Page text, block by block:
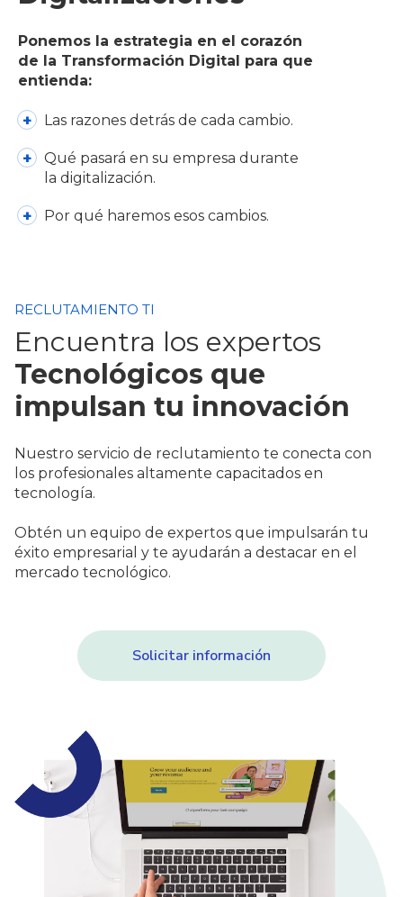
Ponemos la estrategia en el corazón
de la Transformación Digital para que
entienda:
Las razones detrás de cada cambio.
Qué pasará en su empresa durante
la digitalización.
Por qué haremos esos cambios.
RECLUTAMIENTO TI
Encuentra los expertos
Tecnológicos que
impulsan tu innovación
Nuestro servicio de reclutamiento te conecta con
los profesionales altamente capacitados en
tecnología.
Obtén un equipo de expertos que impulsarán tu
éxito empresarial y te ayudarán a destacar en el
mercado tecnológico.
Solicitar información